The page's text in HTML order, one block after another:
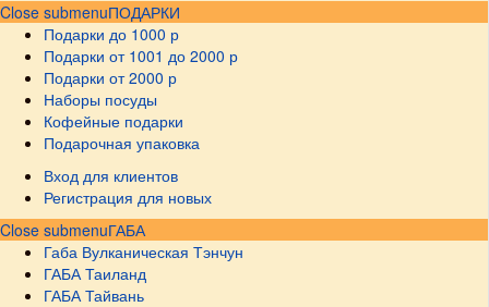
Close submenuПОДАРКИ
Подарки до 1000 р
Подарки от 1001 до 2000 р
Подарки от 2000 р
Наборы посуды
Кофейные подарки
Подарочная упаковка
Вход для клиентов
Регистрация для новых
Close submenuГАБА
Габа Вулканическая Тэнчун
ГАБА Таиланд
ГАБА Тайвань